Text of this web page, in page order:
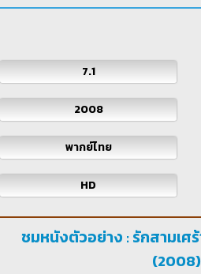
7.1
2008
พากย์ไทย
HD
ชมหนังตัวอย่าง : รักสามเศ
(2008)